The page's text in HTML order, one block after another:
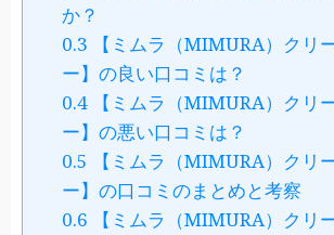
か？
0.3 【ミムラ（MIMURA）クリ
ー】の良い口コミは？
0.4【ミムラ（MIMURA）クリ
ー】の悪い口コミは？
0.5 【ミムラ（MIMURA）クリ
ー】の口コミのまとめと考察
0.6 【ミムラ（MIMURA）クリ